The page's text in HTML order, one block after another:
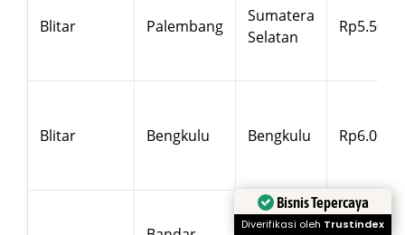
Blitar Palembang
Sumatera
Selatan
Rp5.500
Blitar Bengkulu Bengkulu Rp6.000
Bisnis Tepercaya
Diverifikasi oleh Trustindex